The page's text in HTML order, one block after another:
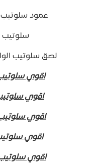
عمود سلوتيب الوان 6 قطع
سلوتيب
لصق سلوتيب
اقوي
اقوي
اقوي
اقوي
اقوي